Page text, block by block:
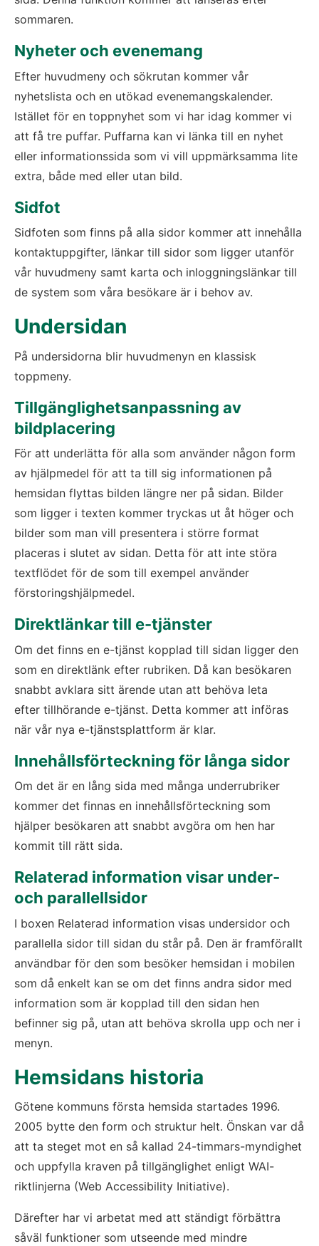
sommaren.
Nyheter och evenemang
Efter huvudmeny och sökrutan kommer vår
nyhetslista och en utökad evenemangskalender.
Istället för en toppnyhet som vi har idag kommer vi
att få tre puffar. Puffarna kan vi länka till en nyhet
eller informationssida som vi vill uppmärksamma lite
extra, både med eller utan bild.
Sidfot
Sidfoten som finns på alla sidor kommer att innehålla
kontaktuppgifter, länkar till sidor som ligger utanför
vår huvudmeny samt karta och inloggningslänkar till
de system som våra besökare är i behov av.
Undersidan
På undersidorna blir huvudmenyn en klassisk
toppmeny.
Tillgänglighetsanpassning av
bildplacering
För att underlätta för alla som använder någon form
av hjälpmedel för att ta till sig informationen på
hemsidan flyttas bilden längre ner på sidan. Bilder
som ligger i texten kommer tryckas ut åt höger och
bilder som man vill presentera i större format
placeras i slutet av sidan. Detta för att inte störa
textflödet för de som till exempel använder
förstoringshjälpmedel.
Direktlänkar till e-tjänster
Om det finns en e-tjänst kopplad till sidan ligger den
som en direktlänk efter rubriken. Då kan besökaren
snabbt avklara sitt ärende utan att behöva leta
efter tillhörande e-tjänst. Detta kommer att införas
när vår nya e-tjänstsplattform är klar.
Innehållsförteckning för långa sidor
Om det är en lång sida med många underrubriker
kommer det finnas en innehållsförteckning som
hjälper besökaren att snabbt avgöra om hen har
kommit till rätt sida.
Relaterad information visar under-
och parallellsidor
I boxen Relaterad information visas undersidor och
parallella sidor till sidan du står på. Den är framförallt
användbar för den som besöker hemsidan i mobilen
som då enkelt kan se om det finns andra sidor med
information som är kopplad till den sidan hen
befinner sig på, utan att behöva skrolla upp och ner i
menyn.
Hemsidans historia
Götene kommuns första hemsida startades 1996.
2005 bytte den form och struktur helt. Önskan var då
att ta steget mot en så kallad 24-timmars-myndighet
och uppfylla kraven på tillgänglighet enligt WAI-
riktlinjerna (Web Accessibility Initiative).
Därefter har vi arbetat med att ständigt förbättra
såväl funktioner som utseende med mindre